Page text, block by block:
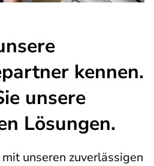
kennen.
unsere
Lösungen.
unseren zuverlässigen